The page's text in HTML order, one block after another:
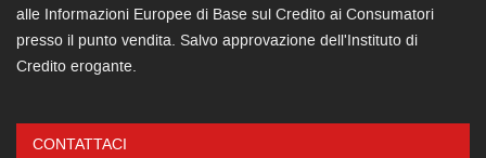
alle Informazioni Europee di Base sul Credito ai Consumatori
presso il punto vendita. Salvo approvazione dell'Instituto di
Credito erogante.
CONTATTACI